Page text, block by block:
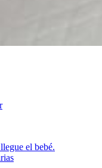
el bebé.